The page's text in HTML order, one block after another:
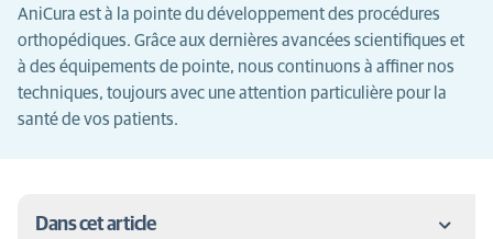
AniCura est à la pointe du développement des procédures
orthopédiques. Grâce aux dernières avancées scientifiques et
à des équipements de pointe, nous continuons à affiner nos
techniques, toujours avec une attention particulière pour la
santé de vos patients.
Dans cet article